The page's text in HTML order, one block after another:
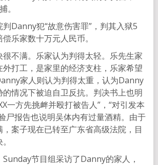
。
Danny犯“故意伤害罪”，判其入狱5
乐家数十万元人民币。
不满。乐家认为判得太轻。乐先生家
打工，是家里的经济支柱，乐家希望
家人则认为判得太重，认为Danny
情况下被迫自卫反抗。判决书上也明
一方先挑衅并殴打被告人”，“对引发本
尸报告也说明吴体内有过量酒精。由于
案子现在已转至广东省高级法院，目
节目组采访了Danny的家人，